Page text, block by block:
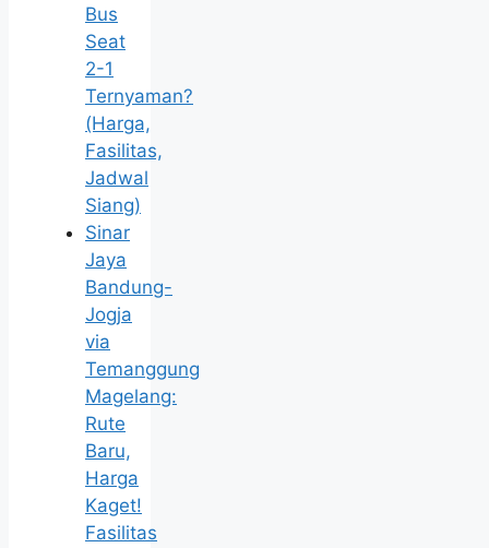
Bus
Seat
2-1
Ternyaman?
(Harga,
Fasilitas,
Jadwal
Siang)
Sinar
Jaya
Bandung-
Jogja
via
Temanggung
Magelang:
Rute
Baru,
Harga
Kaget!
Fasilitas